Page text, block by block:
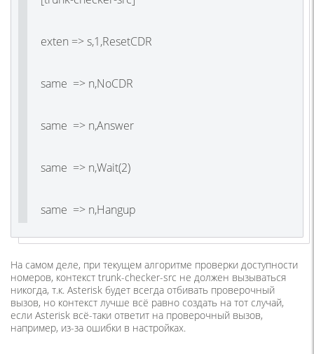
exten => s,1,ResetCDR
same => n,NoCDR
same => n,Answer
same => n,Wait(2)
same => n,Hangup
На самом деле, при текущем алгоритме проверки доступности
номеров, контекст trunk-checker-src не должен вызываться
никогда, т.к. Asterisk будет всегда отбивать проверочный
вызов, но контекст лучше всё равно создать на тот случай,
если Asterisk всё-таки ответит на проверочный вызов,
например, из-за ошибки в настройках.